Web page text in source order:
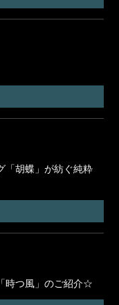
「胡蝶」が紡ぐ純粋
時つ風」のご紹介☆